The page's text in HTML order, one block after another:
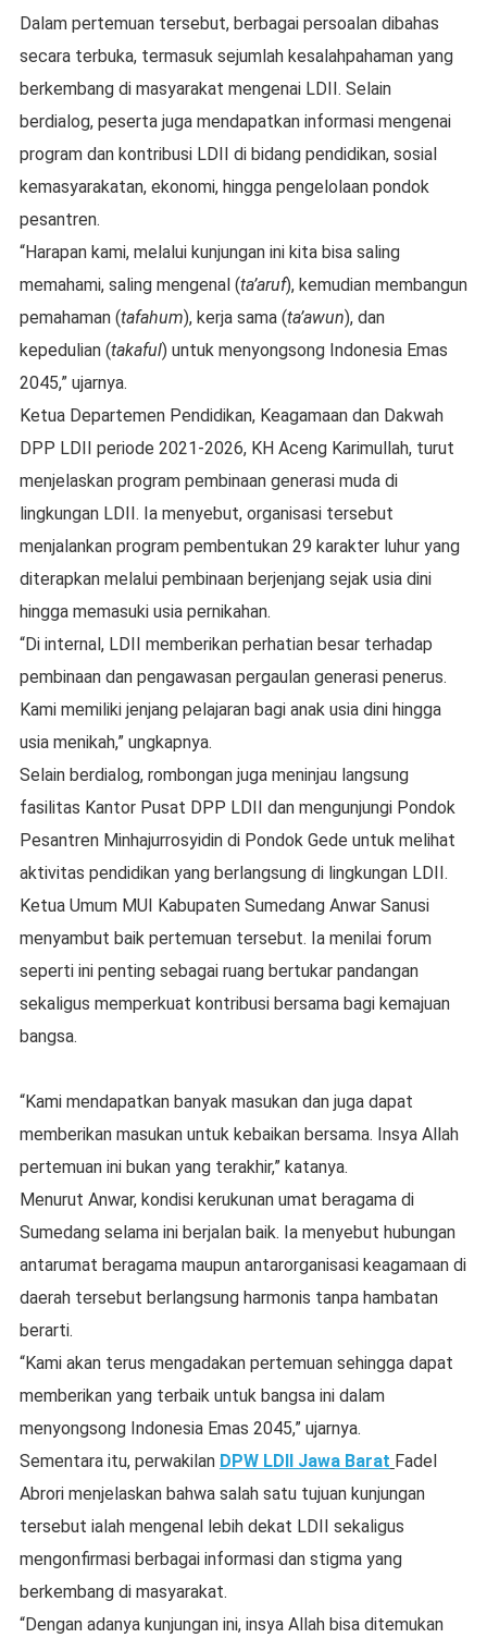
Dalam pertemuan tersebut, berbagai persoalan dibahas
secara terbuka, termasuk sejumlah kesalahpahaman yang
berkembang di masyarakat mengenai LDII. Selain
berdialog, peserta juga mendapatkan informasi mengenai
program dan kontribusi LDII di bidang pendidikan, sosial
kemasyarakatan, ekonomi, hingga pengelolaan pondok
pesantren.
“Harapan kami, melalui kunjungan ini kita bisa saling
memahami, saling mengenal (ta’aruf), kemudian membangun
pemahaman (tafahum), kerja sama (ta’awun), dan
kepedulian (takaful) untuk menyongsong Indonesia Emas
2045,” ujarnya.
Ketua Departemen Pendidikan, Keagamaan dan Dakwah
DPP LDII periode 2021-2026, KH Aceng Karimullah, turut
menjelaskan program pembinaan generasi muda di
lingkungan LDII. Ia menyebut, organisasi tersebut
menjalankan program pembentukan 29 karakter luhur yang
diterapkan melalui pembinaan berjenjang sejak usia dini
hingga memasuki usia pernikahan.
“Di internal, LDII memberikan perhatian besar terhadap
pembinaan dan pengawasan pergaulan generasi penerus.
Kami memiliki jenjang pelajaran bagi anak usia dini hingga
usia menikah,” ungkapnya.
Selain berdialog, rombongan juga meninjau langsung
fasilitas Kantor Pusat DPP LDII dan mengunjungi Pondok
Pesantren Minhajurrosyidin di Pondok Gede untuk melihat
aktivitas pendidikan yang berlangsung di lingkungan LDII.
Ketua Umum MUI Kabupaten Sumedang Anwar Sanusi
menyambut baik pertemuan tersebut. Ia menilai forum
seperti ini penting sebagai ruang bertukar pandangan
sekaligus memperkuat kontribusi bersama bagi kemajuan
bangsa.
“Kami mendapatkan banyak masukan dan juga dapat
memberikan masukan untuk kebaikan bersama. Insya Allah
pertemuan ini bukan yang terakhir,” katanya.
Menurut Anwar, kondisi kerukunan umat beragama di
Sumedang selama ini berjalan baik. Ia menyebut hubungan
antarumat beragama maupun antarorganisasi keagamaan di
daerah tersebut berlangsung harmonis tanpa hambatan
berarti.
“Kami akan terus mengadakan pertemuan sehingga dapat
memberikan yang terbaik untuk bangsa ini dalam
menyongsong Indonesia Emas 2045,” ujarnya.
Sementara itu, perwakilan DPW LDII Jawa Barat Fadel
Abrori menjelaskan bahwa salah satu tujuan kunjungan
tersebut ialah mengenal lebih dekat LDII sekaligus
mengonfirmasi berbagai informasi dan stigma yang
berkembang di masyarakat.
“Dengan adanya kunjungan ini, insya Allah bisa ditemukan